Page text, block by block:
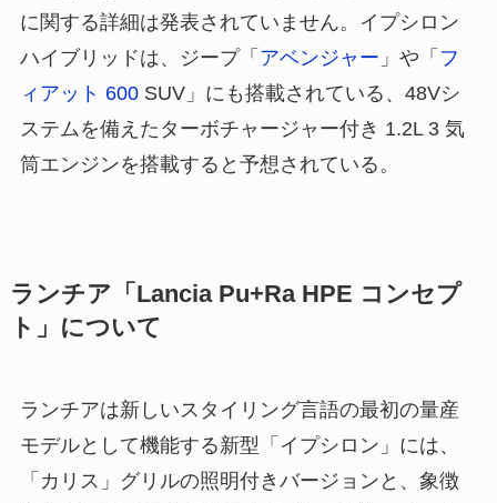
に関する詳細は発表されていません。イプシロン
ハイブリッドは、ジープ「 アベンジャー 」や「 フ
ィアット 600SUV」にも搭載されている、48Vシ
ステムを備えたターボチャージャー付き 1.2L 3 気
筒エンジンを搭載すると予想されている。
ランチア「Lancia Pu+Ra HPE コンセプ
ト」について
ランチアは新しいスタイリング言語の最初の量産
モデルとして機能する新型「イプシロン」には、
「カリス」グリルの照明付きバージョンと、象徴